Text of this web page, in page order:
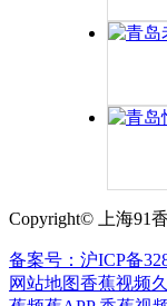
Copyright© 上海91
备案号：沪ICP备
网站地图香蕉视频